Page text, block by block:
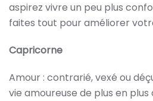
aspirez vivre un peu plus
faites tout pour améliorer
Capricorne
Amour : contrarié, vexé ou
vie amoureuse de plus en